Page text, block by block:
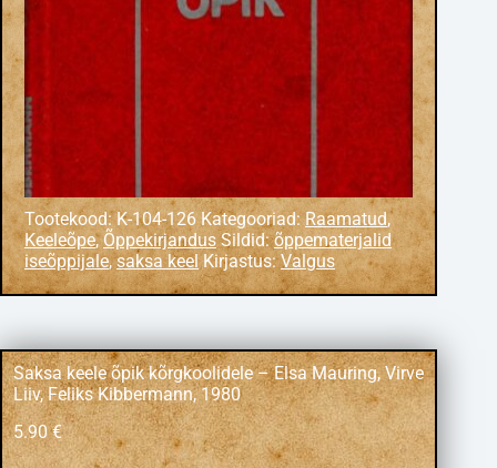
Tootekood: K-104-126 Kategooriad:Raamatud,
Keeleõpe,Õppekirjandus Sildid:õppematerjalid
iseõppijale,saksa keel Kirjastus:Valgus
Saksa keele õpik kõrgkoolidele – Elsa Mauring, Virve
Liiv, Feliks Kibbermann, 1980
5.90€